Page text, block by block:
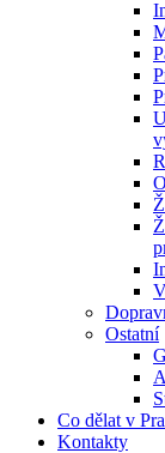
Ostatní
Co dělat v
Kontakty